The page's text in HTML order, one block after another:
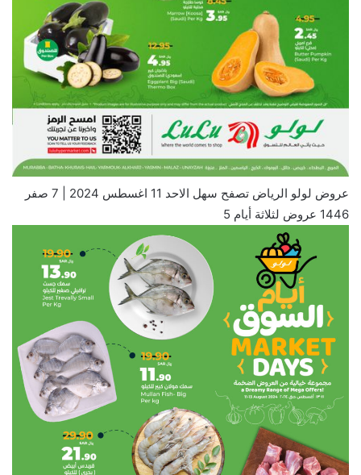
عروض لولو الرياض تصفح سهل الاحد 11 اغسطس 2024 | 7 صفر
1446 عروض لثلاثة أيام 5